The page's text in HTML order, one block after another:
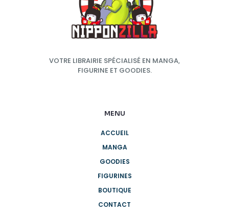
VOTRE LIBRAIRIE SPÉCIALISÉ EN MANGA,
FIGURINE ET GOODIES.
MENU
ACCUEIL
MANGA
GOODIES
FIGURINES
BOUTIQUE
CONTACT